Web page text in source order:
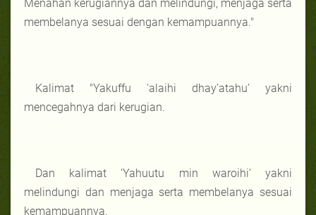
Menahan kerugiannya dan melindungi, menjaga serta
membelanya sesuai dengan kemampuannya."
Kalimat "Yakuffu ‘alaihi dhay’atahu’ yakni
mencegahnya dari kerugian.
Dan kalimat ‘Yahuutu min waroihi’ yakni
melindungi dan menjaga serta membelanya sesuai
kemampuannya.